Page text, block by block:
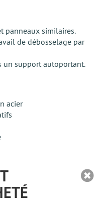
panneaux similaires.
de débosselage par
un support autoportant.
acier